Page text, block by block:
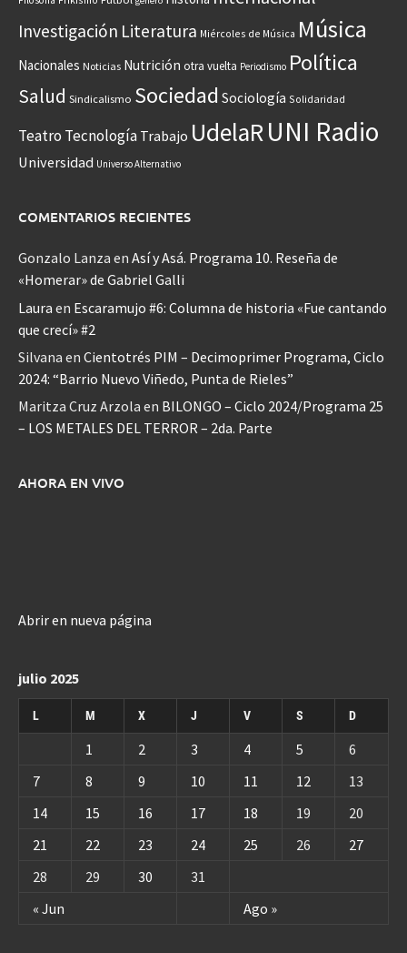
Investigación Literatura Miércoles de Música Música
Nacionales Noticias Nutrición otra vuelta Periodismo Política
Salud Sindicalismo Sociedad Sociología Solidaridad
Teatro Tecnología Trabajo UdelaRUNI Radio
Universidad Universo Alternativo
COMENTARIOS RECIENTES
Gonzalo Lanza en Así y Asá. Programa 10. Reseña de
«Homerar» de Gabriel Galli
Laura en Escaramujo #6: Columna de historia «Fue cantando
que crecí» #2
Silvana en Cientotrés PIM – Decimoprimer Programa, Ciclo
2024: “Barrio Nuevo Viñedo, Punta de Rieles”
Maritza Cruz Arzola en BILONGO – Ciclo 2024/Programa 25
– LOS METALES DEL TERROR – 2da. Parte
AHORA EN VIVO
Abrir en nueva página
julio 2025
L M X J V S D
« Jun Ago »
1 2 3 4 5
6
7
8 9 10 11 12
13
14
15 16 17 18 19
20
21
22 23 24 25 26
27
28
29 30 31